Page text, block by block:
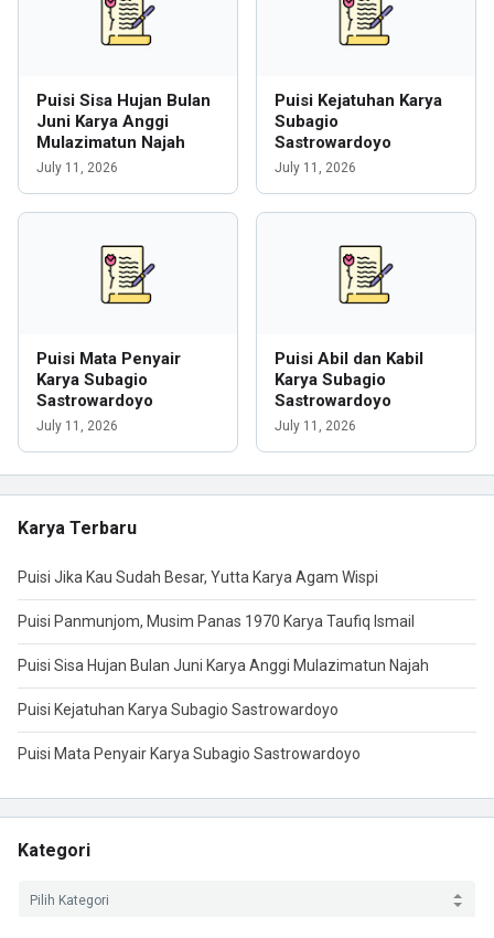
Puisi Sisa Hujan Bulan
Juni Karya Anggi
Mulazimatun Najah
July 11, 2026
Puisi Kejatuhan Karya
Subagio
Sastrowardoyo
July 11, 2026
Puisi Mata Penyair
Karya Subagio
Sastrowardoyo
July 11, 2026
Puisi Abil dan Kabil
Karya Subagio
Sastrowardoyo
July 11, 2026
Karya Terbaru
Puisi Jika Kau Sudah Besar, Yutta Karya Agam Wispi
Puisi Panmunjom, Musim Panas 1970 Karya Taufiq Ismail
Puisi Sisa Hujan Bulan Juni Karya Anggi Mulazimatun Najah
Puisi Kejatuhan Karya Subagio Sastrowardoyo
Puisi Mata Penyair Karya Subagio Sastrowardoyo
Kategori